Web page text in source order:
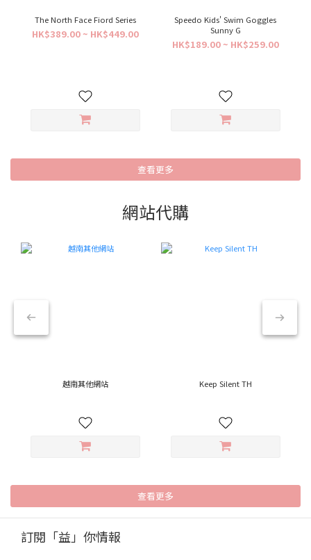
The North Face Fiord Series
HK$389.00 ~ HK$449.00
Speedo Kids' Swim Goggles
Sunny G
HK$189.00 ~ HK$259.00
查看更多
網站代購
越南其他網站 Keep Silent TH
查看更多
訂閱「益」你情報